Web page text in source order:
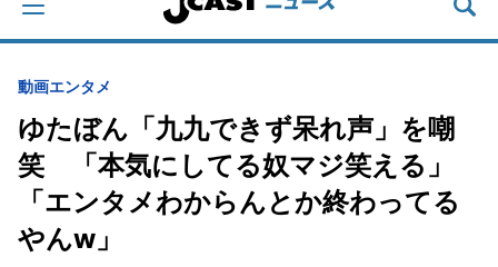
動画エンタメ
ゆたぼん「九九できず呆れ声」を嘲
笑 「本気にしてる奴マジ笑える」
「エンタメわからんとか終わってる
やんw」